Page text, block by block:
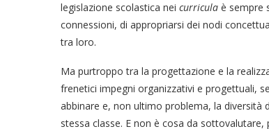
legislazione scolastica nei curricula è sempre
connessioni, di appropriarsi dei nodi
tra loro.
Ma purtroppo tra la progettazione e la
frenetici impegni organizzativi e progettuali,
abbinare e, non ultimo problema, la diversità
stessa classe. E non è cosa da